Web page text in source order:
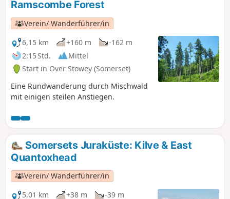
Ramscombe Forest
Verein/ Wanderführer/in
6,15 km
+160 m
-162 m
2:15 Std.
Mittel
Start in Over Stowey (Somerset)
Eine Rundwanderung durch Mischwald
mit einigen steilen Anstiegen.
Somersets Juraküste: Kilve & East
Quantoxhead
Verein/ Wanderführer/in
5,01 km
+38 m
-39 m